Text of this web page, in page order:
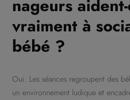
nageurs
vraiment à
bébé ?
Oui. Les séances regroupent des
un environnement ludique et